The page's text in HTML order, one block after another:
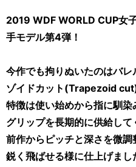
2019 WDF WORLD CUP女
手モデル第4弾！
今作でも拘りぬいたのはバ
ゾイドカット(Trapezoid cut)
特徴は使い始めから指に馴
グリップを長期的に供給して
前作からピッチと深さを微
鋭く飛ばせる様に仕上げまし